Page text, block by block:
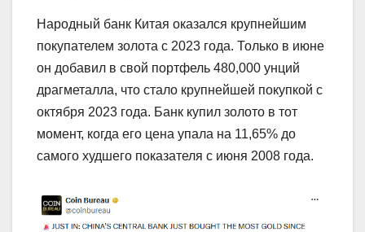
Народный банк Китая оказался крупнейшим
покупателем золота с 2023 года. Только в июне
он добавил в свой портфель 480,000 унций
драгметалла, что стало крупнейшей покупкой с
октября 2023 года. Банк купил золото в тот
момент, когда его цена упала на 11,65% до
самого худшего показателя с июня 2008 года.